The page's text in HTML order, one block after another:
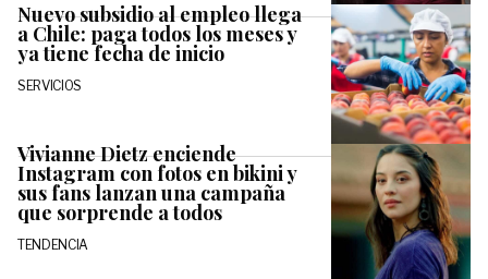
Nuevo subsidio al empleo llega
a Chile: paga todos los meses y
ya tiene fecha de inicio
SERVICIOS
Vivianne Dietz enciende
Instagram con fotos en bikini y
sus fans lanzan una campaña
que sorprende a todos
TENDENCIA